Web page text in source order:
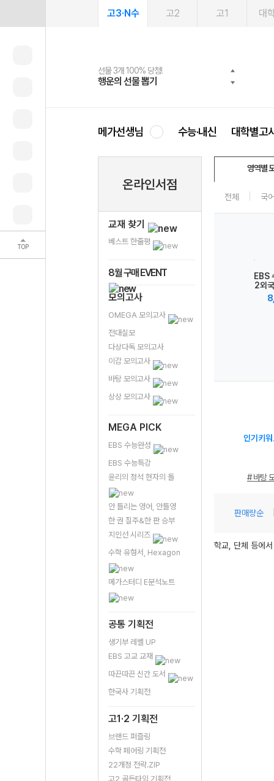
TOP
고3·N수 고2 고1 대
선물 3개 100% 당첨!
행운의 선물 뽑기
선물 100% 증정!
메가스터디 X 올리브
여름방학 스터디 캐시백
메가런 썸머스쿨
2027 러셀 단과
강사 공개선발
스마트러닝앱
설문 EVENT
메가패스
3일 무료 체험권
메가패스 수강생 무료혜택!
메가클럽 멤버십
사회공헌 캠페인
희망이룸 메가나눔
메가선생님 수능·내신 대학별고
온라인서점
교재 찾기
베스트 한줄평
8월 구매 EVENT
모의고사
OMEGA 모의고사
전대실모
다상다독 모의고사
이감 모의고사
바탕 모의고사
상상 모의고사
MEGA PICK
EBS 수능완성
EBS 수능특강
윤리의 정석 현자의 돌
안 틀리는 영어, 안틀영
한 권 질주&한 판 승부
지인선 시리즈
수학 유형서, Hexagon
메가스터디 E분석노트
공통 기획전
생기부 레벨 UP
EBS 고교 교재
따끈따끈 신간 도서
한국사 기획전
고1·2 기획전
브랜드 퍼즐링
수학 페어링 기획전
22개정 전략.ZIP
고2 골든타임 기획전
영역별
전체 국
EBS 수능완성 제
2외국어&한문영
역 일본어I
(2027 수능 대
비)
7,500원
EBS
2외
인기키
# 바탕
판매량순
학교, 단체 등에